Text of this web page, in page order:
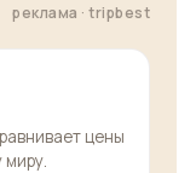
реклама · tripbest
цены
миру.